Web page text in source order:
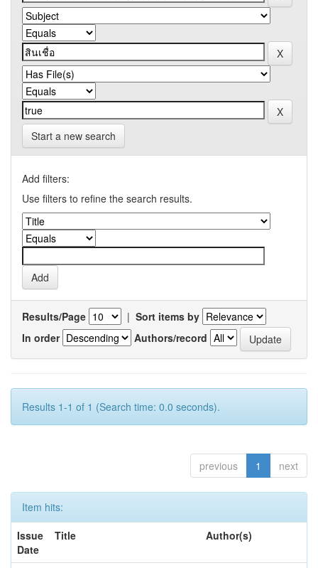
Start a new search
Add filters:
Use filters to refine the search results.
Results/Page | Sort items by
In order
Authors/record
Results 1-1 of 1 (Search time: 0.0 seconds).
previous 1 next
Item hits:
Issue
Date
Title Author(s)